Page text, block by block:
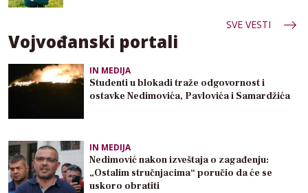
SVE VESTI
Vojvođanski portali
IN MEDIJA
Studenti u blokadi traže odgovornost i
ostavke Nedimovića, Pavlovića i Samardžića
IN MEDIJA
Nedimović nakon izveštaja o zagađenju:
„Ostalim stručnjacima“ poručio da će se
uskoro obratiti